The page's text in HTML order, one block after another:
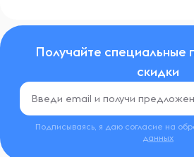
Получайте специальные
скидки
Подписываясь, я даю согласие на
данных